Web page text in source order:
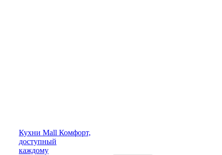
Кухни Mall Комфорт,
доступный
каждому